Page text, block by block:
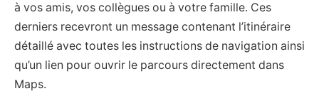
à vos amis, vos collègues ou à votre famille. Ces
derniers recevront un message contenant l’itinéraire
détaillé avec toutes les instructions de navigation ainsi
qu’un lien pour ouvrir le parcours directement dans
Maps.